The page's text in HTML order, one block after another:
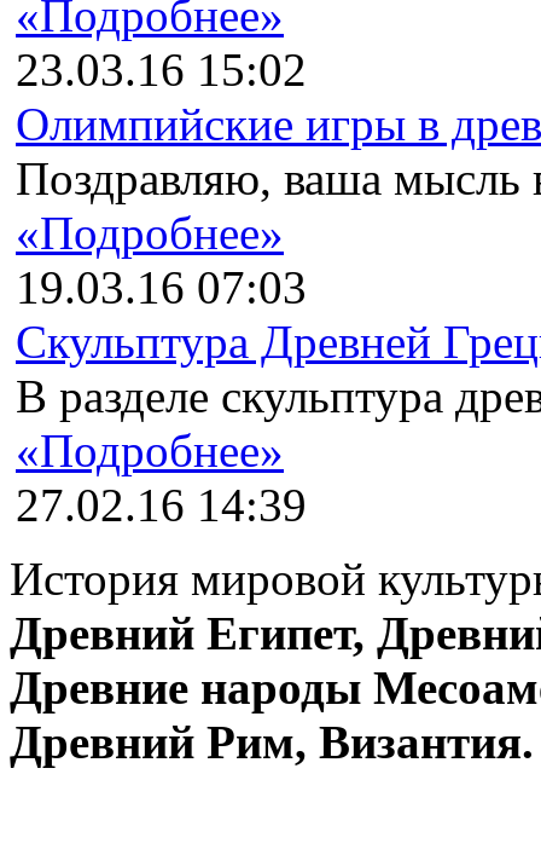
«Подробнее»
23.03.16 15:02
Олимпийские игры в
Поздравляю, ваша мысль
«Подробнее»
19.03.16 07:03
Скульптура Древней
В разделе скульптура
«Подробнее»
27.02.16 14:39
История мировой
Древний Египет,
Древние народы
Древний Рим, Византия.